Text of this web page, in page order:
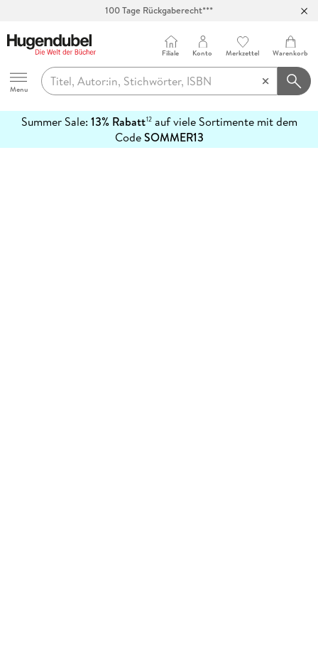
100 Tage Rückgaberecht***
Hugendubel
Menu
Filiale Konto Merkzettel Warenkorb
Summer Sale: 13% Rabatt12auf viele Sortimente mit dem
CodeSOMMER13
erfahren